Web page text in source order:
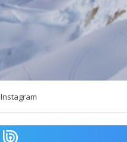
Instagram